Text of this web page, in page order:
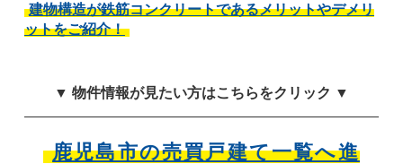
建物構造が鉄筋コンクリートであるメリットやデメリ
ットをご紹介！
▼ 物件情報が見たい方はこちらをクリック ▼
鹿児島市の売買戸建て一覧へ進